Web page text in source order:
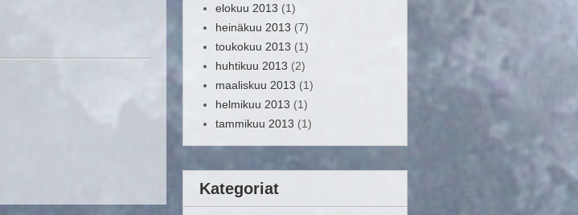
elokuu 2013 (1)
heinäkuu 2013 (7)
toukokuu 2013 (1)
huhtikuu 2013 (2)
maaliskuu 2013 (1)
helmikuu 2013 (1)
tammikuu 2013 (1)
Kategoriat